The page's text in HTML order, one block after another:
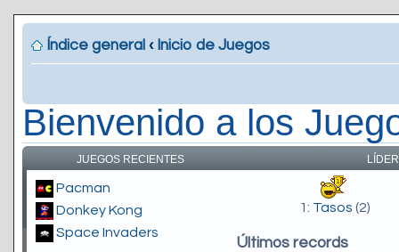
Índice general ‹ Inicio de Juegos
Bienvenido a los
JUEGOS RECIENTES
Pacman
Donkey Kong
Space Invaders
1: Tasos (2)
Últimos records